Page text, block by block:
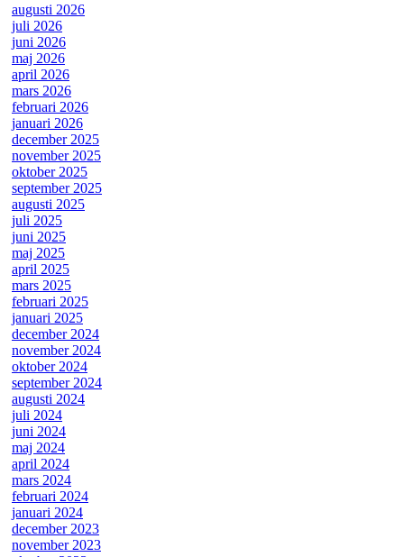
augusti 2026
juli 2026
juni 2026
maj 2026
april 2026
mars 2026
februari 2026
januari 2026
december 2025
november 2025
oktober 2025
september 2025
augusti 2025
juli 2025
juni 2025
maj 2025
april 2025
mars 2025
februari 2025
januari 2025
december 2024
november 2024
oktober 2024
september 2024
augusti 2024
juli 2024
juni 2024
maj 2024
april 2024
mars 2024
februari 2024
januari 2024
december 2023
november 2023